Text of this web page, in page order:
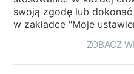
swoją zgodę lub
w zakładce "Moje
ZOBACZ